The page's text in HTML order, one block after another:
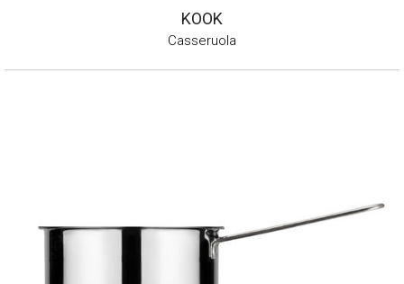
KOOK
Casseruola